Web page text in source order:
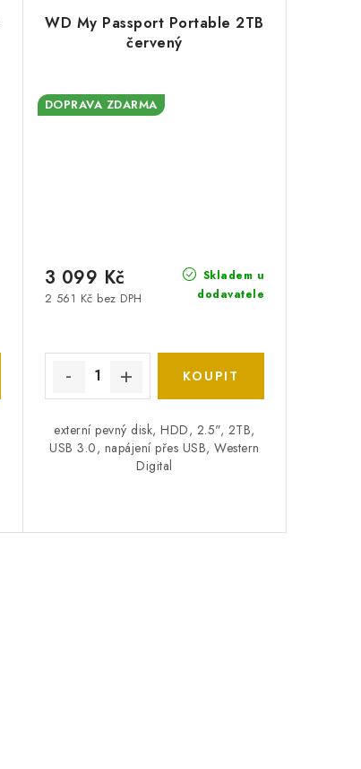
WD My Passport Portable 2TB
červený
DOPRAVA ZDARMA
Skladem u
dodavatele
2 561 Kč bez DPH
3 099 Kč
externí pevný disk, HDD, 2.5", 2TB,
USB 3.0, napájení přes USB, Western
Digital